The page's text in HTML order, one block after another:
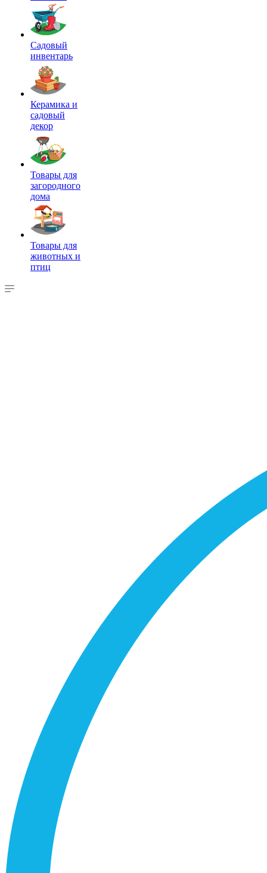
Садовый
инвентарь
Керамика и
садовый
декор
Товары для
загородного
дома
Товары для
животных и
птиц